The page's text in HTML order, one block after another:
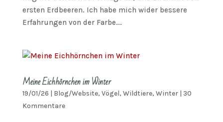
ersten Erdbeeren. Ich habe mich wider bessere
Erfahrungen von der Farbe...
Meine Eichhörnchen im Winter
19/01/26 | Blog/Website, Vögel, Wildtiere, Winter| 30
Kommentare